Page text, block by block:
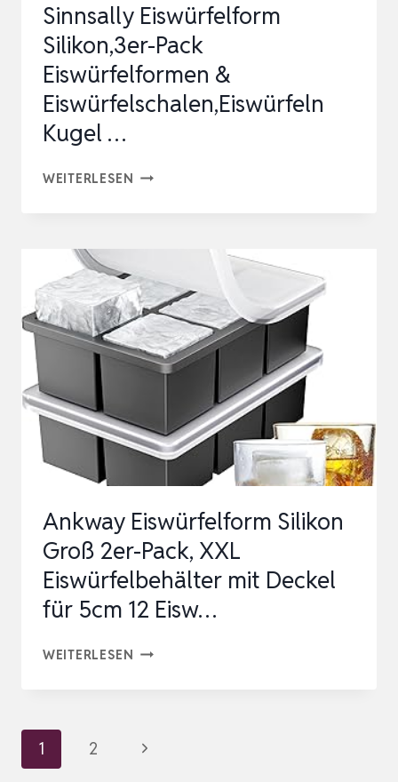
Sinnsally Eiswürfelform
Silikon,3er-Pack
Eiswürfelformen &
Eiswürfelschalen,Eiswürfeln
Kugel …
WEITERLESEN SINNSALLY
EISWÜRFELFORMEN
&
EISWÜRFELSCHALEN,EISWÜRFELN
KUGEL
Ankway Eiswürfelform Silikon
Groß 2er-Pack, XXL
Eiswürfelbehälter mit Deckel
für 5cm 12 Eisw…
WEITERLESEN ANKWAY
ER-P
Seitennavigation
1 2
Nächste